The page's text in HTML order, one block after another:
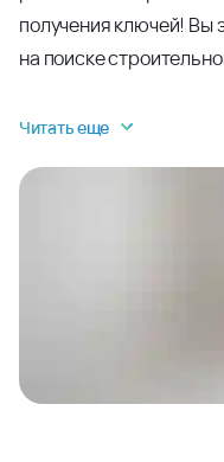
получения ключей! Вы
на поиске
Читать еще